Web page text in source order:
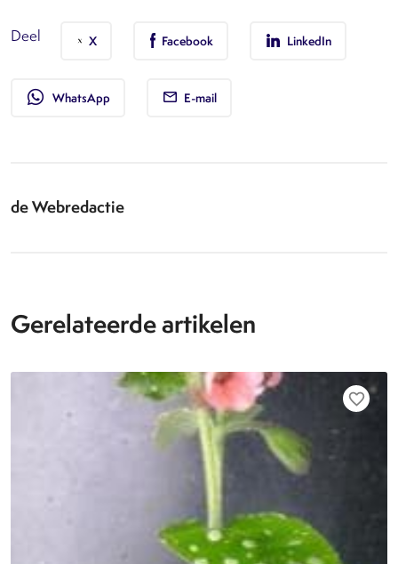
Deel X Facebook LinkedIn
whatsapp WhatsApp E-mail
de Webredactie
Gerelateerde artikelen
favorite_border